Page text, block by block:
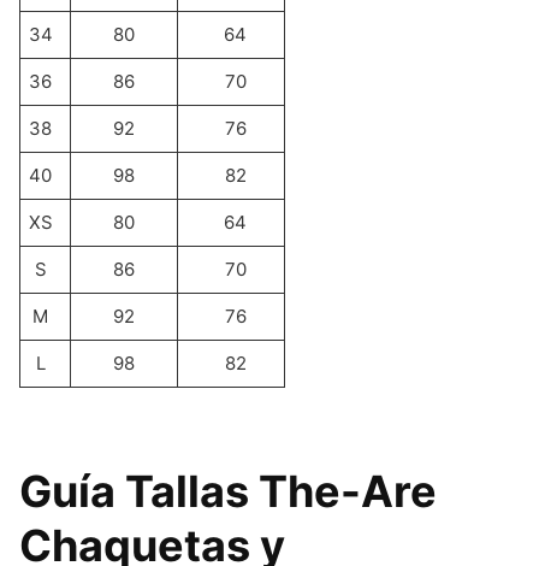
34 80 64
36 86 70
38 92 76
40 98 82
XS 80 64
S 86 70
M 92 76
L 98 82
Guía Tallas The-Are
Chaquetas y